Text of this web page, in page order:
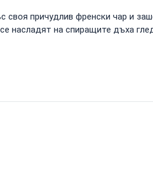
своя причудлив френски чар и
насладят на спиращите дъха